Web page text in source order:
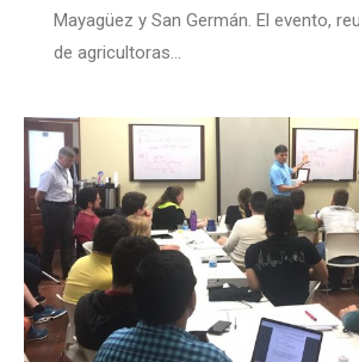
Mayagüez y San Germán. El evento,
de agricultoras…